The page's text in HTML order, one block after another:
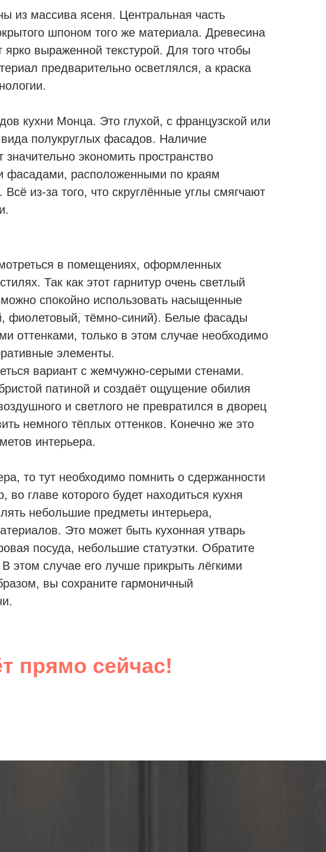
из массива ясеня. Центральная часть
шпоном того же материала. Древесина
выраженной текстурой. Для того чтобы
предварительно осветлялся, а краска
кухни Монца. Это глухой, с французской или
полукруглых фасадов. Наличие
экономить пространство
фасадами, расположенными по краям
из-за того, что скруглённые углы смягчают
в помещениях, оформленных
Так как этот гарнитур очень светлый
спокойно использовать насыщенные
фиолетовый, тёмно-синий). Белые фасады
оттенками, только в этом случае необходимо
элементы.
вариант с жемчужно-серыми стенами.
патиной и создаёт ощущение обилия
и светлого не превратился в дворец
немного тёплых оттенков. Конечно же это
интерьера.
то тут необходимо помнить о сдержанности
во главе которого будет находиться кухня
небольшие предметы интерьера,
Это может быть кухонная утварь
посуда, небольшие статуэтки. Обратите
этом случае его лучше прикрыть лёгкими
вы сохраните гармоничный
прямо сейчас!